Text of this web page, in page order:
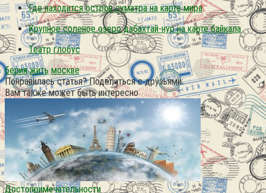
Где находится остров суматра на карте мира
Крупное соленое озеро дабахтай-нур на карте байкала
Театр глобус
берия жить москве
Понравилась статья? Поделиться с друзьями:
Вам также может быть интересно
Достопримечательности